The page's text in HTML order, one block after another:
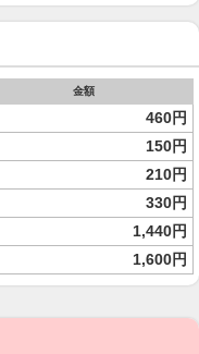
金額
460円
150円
210円
330円
1,440円
1,600円